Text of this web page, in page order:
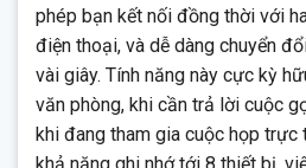
phép bạn kết nối đồng thời với
điện thoại, và dễ dàng chuyển
vài giây. Tính năng này cực kỳ
văn phòng, khi cần trả lời cuộc
khi đang tham gia cuộc họp trực